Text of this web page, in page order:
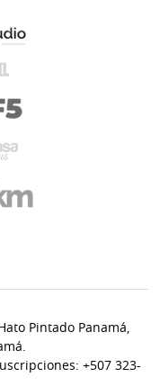
Pintado Panamá,
+507 323-